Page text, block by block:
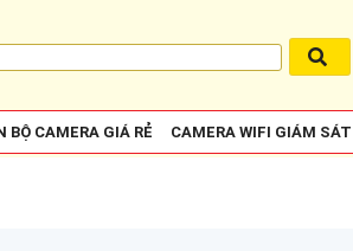
BỘ CAMERA GIÁ RẺ CAMERA WIFI GIÁM